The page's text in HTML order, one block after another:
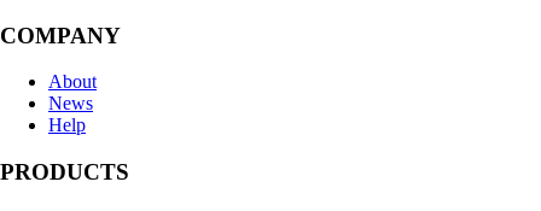
COMPANY
About
News
Help
PRODUCTS